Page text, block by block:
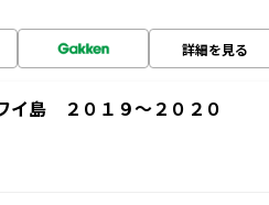
詳細を見る
島 ２０１９～２０２０